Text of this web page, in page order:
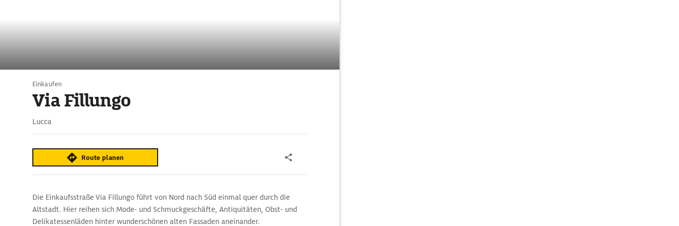
Einkaufen
Via Fillungo
Lucca
Route planen
Die Einkaufsstraße Via Fillungo führt von Nord nach Süd einmal quer durch die
Altstadt. Hier reihen sich Mode- und Schmuckgeschäfte, Antiquitäten, Obst- und
Delikatessenläden hinter wunderschönen alten Fassaden aneinander.